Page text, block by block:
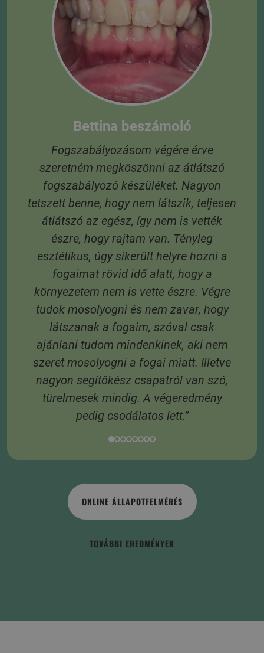
Bettina beszámoló
Fogszabályozásom végére érve
szeretném megköszönni az átlátszó
fogszabályozó készüléket. Nagyon
tetszett benne, hogy nem látszik, teljesen
átlátszó az egész, így nem is vették
észre, hogy rajtam van. Tényleg
esztétikus, úgy sikerült helyre hozni a
fogaimat rövid idő alatt, hogy a
környezetem nem is vette észre. Végre
tudok mosolyogni és nem zavar, hogy
látszanak a fogaim, szóval csak
ajánlani tudom mindenkinek, aki nem
szeret mosolyogni a fogai miatt. Illetve
nagyon segítőkész csapatról van szó,
türelmesek mindig. A végeredmény
pedig csodálatos lett.”
ONLINE ÁLLAPOTFELMÉRÉS
TOVÁBBI EREDMÉNYEK